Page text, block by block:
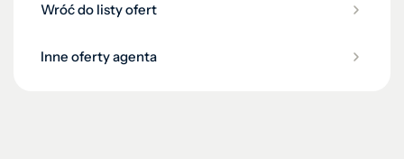
Wróć do listy ofert
Inne oferty agenta